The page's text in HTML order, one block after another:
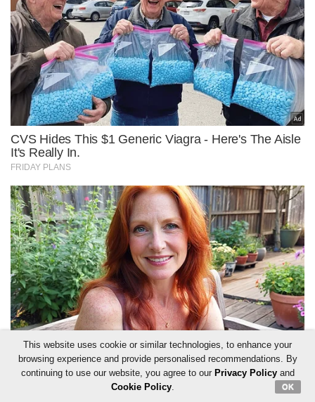
This website uses cookie or similar technologies, to enhance your
browsing experience and provide personalised recommendations. By
continuing to use our website, you agree to our Privacy Policyand
Cookie Policy. OK